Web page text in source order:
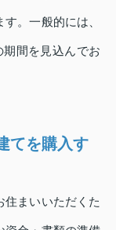
。一般的には、
間を見込んでお
てを購入す
住まいいただくた